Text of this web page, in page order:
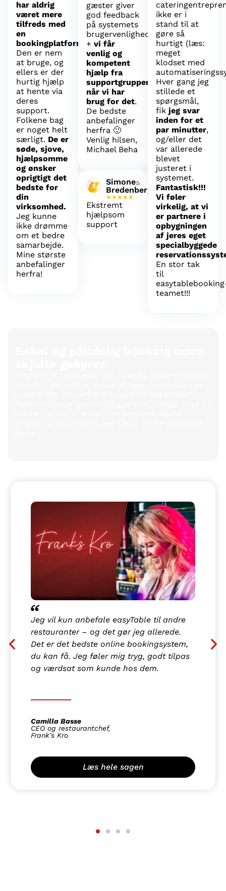
har aldrig
været mere
tilfreds med
en
bookingplatform
Den er nem
at bruge, og
ellers er der
hurtig hjælp
at hente via
deres
support.
Folkene bag
er noget helt
særligt. De er
søde, sjove,
hjælpsomme
og ønsker
oprigtigt det
bedste for
din
virksomhed.
Jeg kunne
ikke drømme
om et bedre
samarbejde.
Mine største
anbefalinger
herfra!
gæster giver
god feedback
på systemets
brugervenlighed
+ vi får
venlig og
kompetent
hjælp fra
supportgruppen
når vi har
brug for det.
De bedste
anbefalinger
herfra 🙂
Venlig hilsen,
Michael Beha
Simone
Bredenberg
★★★★★
Ekstremt
hjælpsom
support
ikke er i
stand til at
gøre så
hurtigt (læs:
meget
klodset med
Hver gang jeg
stillede et
spørgsmål,
fikjeg svar
inden for et
par minutter,
og/eller det
var allerede
blevet
justeret i
systemet.
Fantastisk!!!
Vi føler
virkelig, at vi
er partnere i
opbygningen
af jeres eget
specialbyggede
En stor tak
til
teamet!!!
Jeg vil kun anbefale easyTable til andre
restauranter – og det gør jeg allerede.
Det er det bedste online bookingsystem,
du kan få. Jeg føler mig tryg, godt tilpas
og værdsat som kunde hos dem.
Camilla Basse
CEO og restaurantchef,
Frank's Kro
Læs hele sagen